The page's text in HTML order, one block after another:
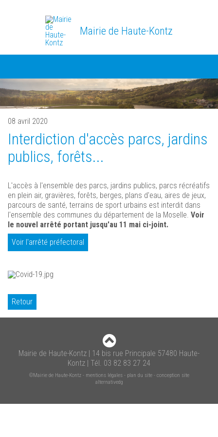
Mairie de Haute-Kontz
08 avril 2020
Interdiction d'accès parcs, jardins
publics, forêts...
L'accès à l'ensemble des parcs, jardins publics, parcs récréatifs
en plein air, gravières, forêts, berges, plans d'eau, aires de jeux,
parcours de santé, terrains de sport urbains est interdit dans
l'ensemble des communes du département de la Moselle. Voir
le nouvel arrêté portant jusqu'au 11 mai ci-joint.
Voir l'arrêté préfectoral
Retour
Mairie de Haute-Kontz | 14 bis rue Principale 57480 Haute-
Kontz | Tél. 03 82 83 27 24
©Mairie de Haute-Kontz- mentions légales- plan du site- conception site
alternativedg